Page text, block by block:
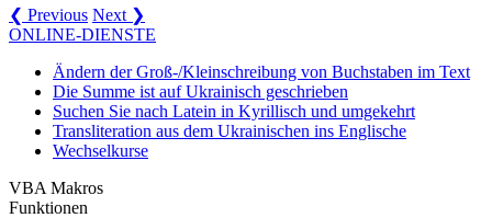
❮ Previous Next ❯
ONLINE-DIENSTE
Ändern der Groß-/Kleinschreibung von Buchstaben im Text
Die Summe ist auf Ukrainisch geschrieben
Suchen Sie nach Latein in Kyrillisch und umgekehrt
Transliteration aus dem Ukrainischen ins Englische
Wechselkurse
VBA Makros
Funktionen